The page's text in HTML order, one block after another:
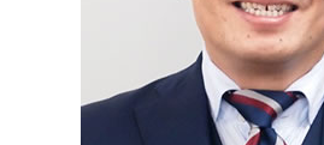
確定申告 依頼 税理士
中小企業 確定申告
税務調査 神奈川県 税理士 相談
節税対策 東京都 税理士 相談
税務調査 静岡県 税理士 相談
事業承継 川崎市 税理士 相談
遺言書作成 横浜市 税理士 相談